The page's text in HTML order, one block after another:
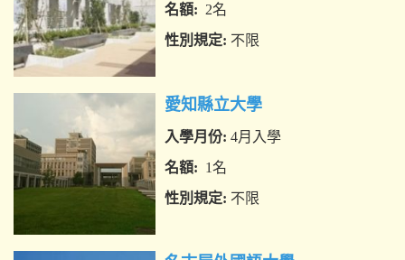
(指定フォーム有り)
2. 経
3. パス
ポートのIDページのコピー
4. 所属
大学からの成績証明書（英語版）
5. 日本
6. 履
名額: 2名
性別規定: 不限
申請資格推:薦
需繳交資料:依規定
其他: 無
愛知縣立大學
入學月份:4月入學
名額: 1名
性別規定: 不限